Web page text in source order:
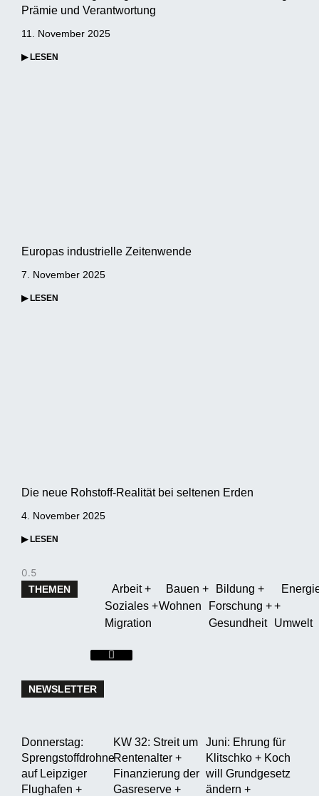
Prämie und Verantwortung
11. November 2025
▶ LESEN
Europas industrielle Zeitenwende
7. November 2025
▶ LESEN
Die neue Rohstoff-Realität bei seltenen Erden
4. November 2025
▶ LESEN
THEMEN
Arbeit +
Soziales +
Migration
Bauen +
Wohnen
Bildung +
Forschung +
Gesundheit
+
Umwelt
Hamburger
Toggle
NEWSLETTER
Donnerstag:
Sprengstoffdrohne
auf Leipziger
Flughafen +
KW 32: Streit um
Rentenalter +
Finanzierung der
Gasreserve +
Juni: Ehrung für
Klitschko + Koch
will Grundgesetz
ändern +